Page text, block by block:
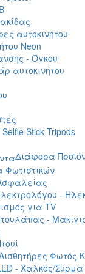
αυτοκινήτου
Neon
- Όγκου
αυτοκινήτου
Stick Tripods
Διάφορα
-
για TV
-
Φωτός
- Χαλκός/Σύρμα